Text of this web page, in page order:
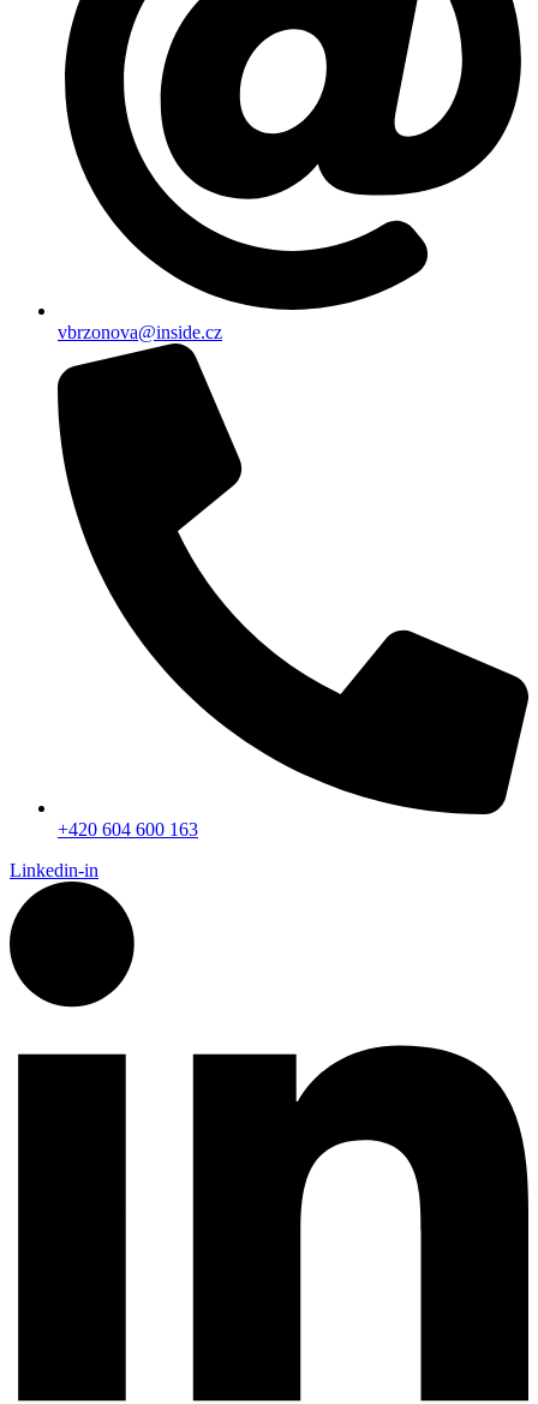
vbrzonova@inside.cz
+420 604 600 163
Linkedin-in